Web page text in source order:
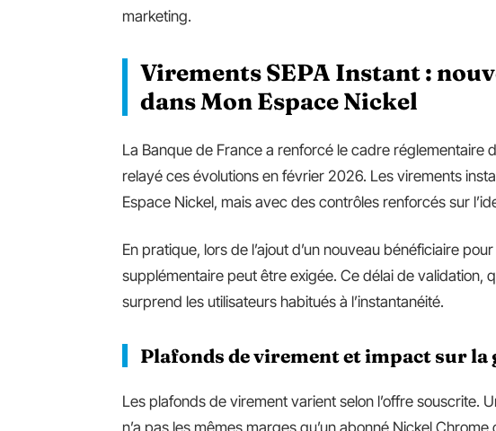
marketing.
Virements SEPA Instant :
dans Mon Espace Nickel
La Banque de France a renforcé le cadre réglementaire
relayé ces évolutions en février 2026. Les virements
Espace Nickel, mais avec des contrôles renforcés sur
En pratique, lors de l’ajout d’un nouveau bénéficiaire
supplémentaire peut être exigée. Ce délai de validation,
surprend les utilisateurs habitués à l’instantanéité.
Plafonds de virement et impact sur
Les plafonds de virement varient selon l’offre souscrite.
n’a pas les mêmes marges qu’un abonné Nickel